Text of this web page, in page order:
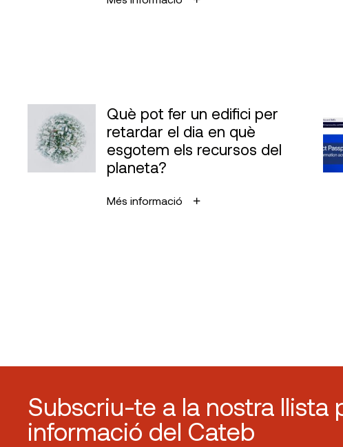
Què pot fer un edifici per
retardar el dia en què
esgotem els recursos del
planeta?
Més informació
Subscriu-te a la nostra llista
informació del Cateb